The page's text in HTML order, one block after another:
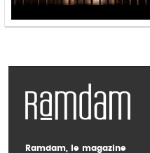
Ramdam, le magazine